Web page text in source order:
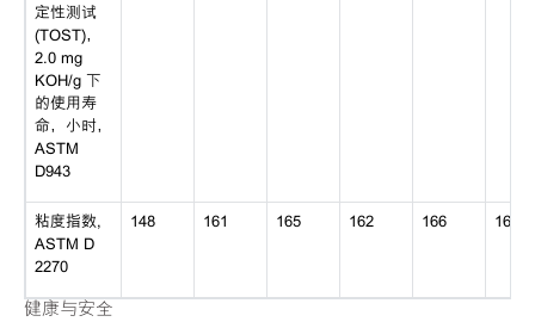
定性测试
(TOST)，
2.0 mg
KOH/g 下
的使用寿
命，小时，
ASTM
D943
粘度指数,
ASTM D
2270
148 161 165 162 166 169
健康与安全